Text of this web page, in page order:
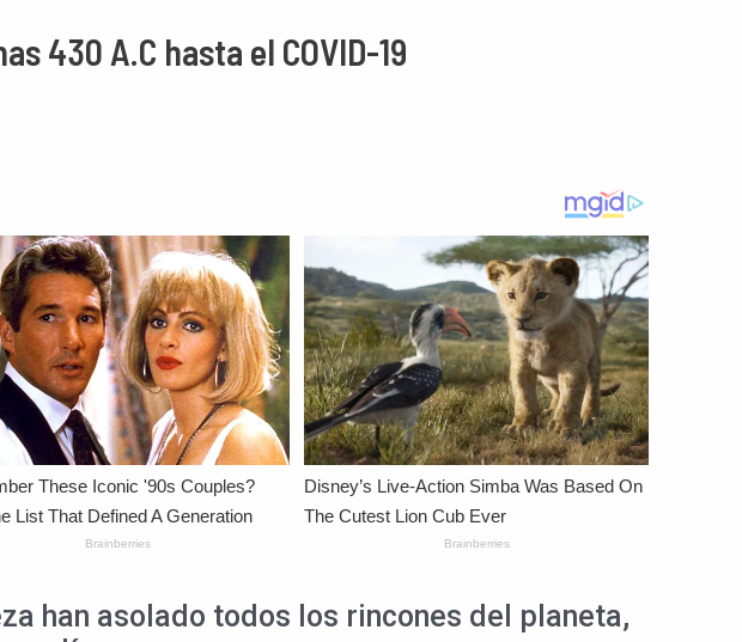
430 A.C hasta el COVID-19
han asolado todos los rincones del planeta,